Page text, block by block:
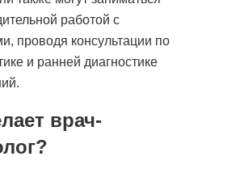
опухолях мягких тканей
и ЗНО) 2 кат.
9100 руб.
работой с
проводя консультации по
и ранней диагностике
врач-